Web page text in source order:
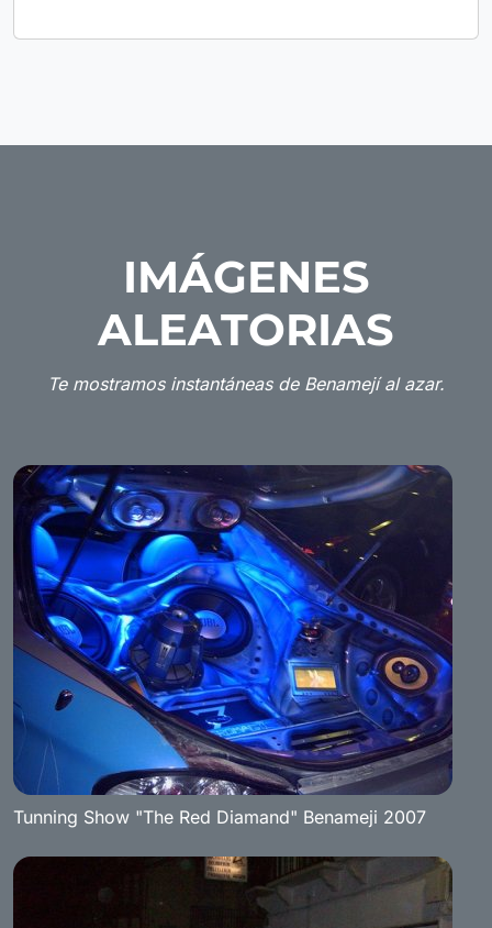
IMÁGENES
ALEATORIAS
Te mostramos instantáneas de Benamejí al azar.
Tunning Show "The Red Diamand" Benameji 2007